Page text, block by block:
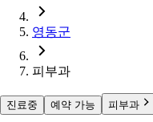
영동군
피부과
진료중 예약 가능 피부과